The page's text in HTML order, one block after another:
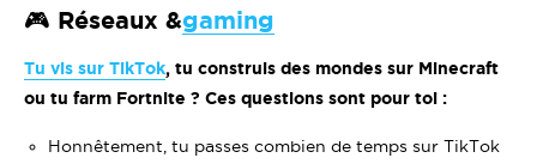
🎮 Réseaux &gaming
Tu vis sur TikTok, tu construis des mondes sur Minecraft
ou tu farm Fortnite ? Ces questions sont pour toi :
Honnêtement, tu passes combien de temps sur TikTok